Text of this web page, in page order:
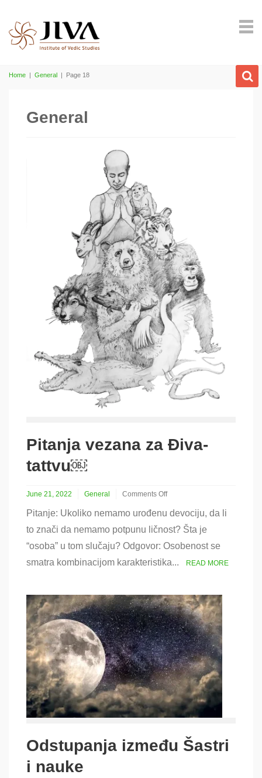
Home | General | Page 18
General
Pitanja vezana za Điva-
tattvu￼
June 21, 2022 General
Comments Off
Pitanja
vezana
za
Điva-
tattvu
￼
Pitanje: Ukoliko nemamo urođenu devociju, da li
to znači da nemamo potpunu ličnost? Šta je
“osoba” u tom slučaju? Odgovor: Osobenost se
smatra kombinacijom karakteristika...
READ MORE
Odstupanja između Šastri
i nauke